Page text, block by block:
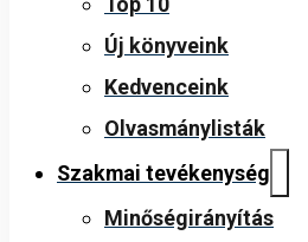
Új könyveink
Kedvenceink
Olvasmánylisták
Szakmai tevékenység
Minőségirányítás